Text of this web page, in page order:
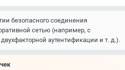
безопасного соединения
сетью (например, с
аутентификации и т. д.).